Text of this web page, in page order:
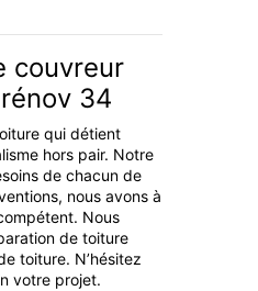
couvreur
34
qui détient
hors pair. Notre
de chacun de
nous avons à
Nous
de toiture
toiture. N’hésitez
votre projet.